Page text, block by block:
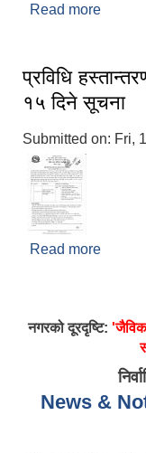
Read more
प्रविधि
१५ दिने सूचना
Submitted on: Fri,
Read more
नगरको दूरदृष्टि: 'जैविक
News &